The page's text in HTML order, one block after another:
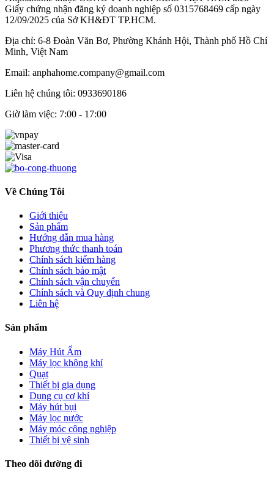
Giấy chứng nhận đăng ký doanh nghiệp số 0315768469 cấp ngày
12/09/2025 của Sở KH&ĐT TP.HCM.
Địa chỉ: 6-8 Đoàn Văn Bơ, Phường Khánh Hội, Thành phố Hồ Chí
Minh, Việt Nam
Email: anphahome.company@gmail.com
Liên hệ chúng tôi: 0933690186
Giờ làm việc: 7:00 - 17:00
Về Chúng Tôi
Giới thiệu
Sản phẩm
Hướng dẫn mua hàng
Phương thức thanh toán
Chính sách kiểm hàng
Chính sách bảo mật
Chính sách vận chuyển
Chính sách và Quy định chung
Liên hệ
Sản phẩm
Máy Hút Ẩm
Máy lọc không khí
Quạt
Thiết bị gia dụng
Dụng cụ cơ khí
Máy hút bụi
Máy lọc nước
Máy móc công nghiệp
Thiết bị vệ sinh
Theo dõi đường đi